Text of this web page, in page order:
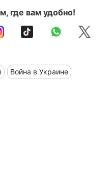
где вам удобно!
Война в Украине